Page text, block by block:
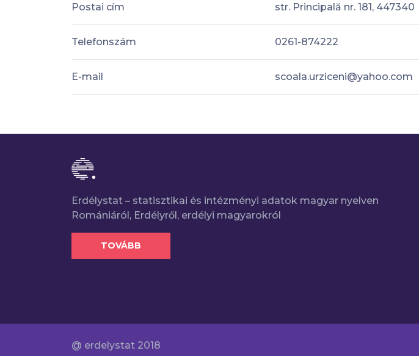
Postai cím str. Principală nr. 181, 447340
Telefonszám 0261-874222
E-mail scoala.urziceni@yahoo.com
Erdélystat – statisztikai és intézményi adatok magyar nyelven
Romániáról, Erdélyről, erdélyi magyarokról
TOVÁBB
@ erdelystat 2018